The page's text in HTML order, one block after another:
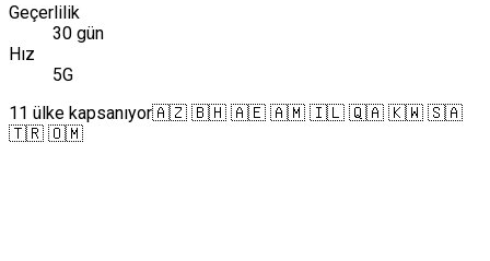
Geçerlilik
30 gün
Hız
5G
11 ülke kapsanıyor🇦🇿 🇧🇭 🇦🇪 🇦🇲 🇮🇱 🇶🇦 🇰🇼 🇸🇦
🇹🇷 🇴🇲